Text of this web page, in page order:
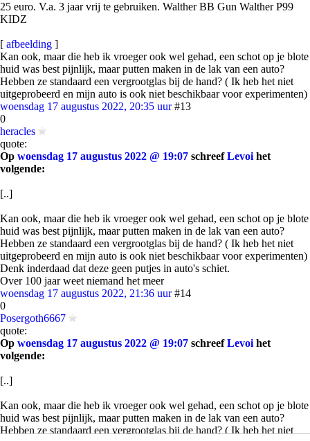
25 euro. V.a. 3 jaar vrij te gebruiken. Walther BB Gun Walther P99
KIDZ
[ afbeelding ]
Kan ook, maar die heb ik vroeger ook wel gehad, een schot op je blote
huid was best pijnlijk, maar putten maken in de lak van een auto?
Hebben ze standaard een vergrootglas bij de hand? ( Ik heb het niet
uitgeprobeerd en mijn auto is ook niet beschikbaar voor experimenten)
woensdag 17 augustus 2022, 20:35 uur #13
0
heracles
quote:
Op woensdag 17 augustus 2022 @ 19:07 schreefLevoi het
volgende:
[..]
Kan ook, maar die heb ik vroeger ook wel gehad, een schot op je blote
huid was best pijnlijk, maar putten maken in de lak van een auto?
Hebben ze standaard een vergrootglas bij de hand? ( Ik heb het niet
uitgeprobeerd en mijn auto is ook niet beschikbaar voor experimenten)
Denk inderdaad dat deze geen putjes in auto's schiet.
Over 100 jaar weet niemand het meer
woensdag 17 augustus 2022, 21:36 uur #14
0
Posergoth6667
quote:
Op woensdag 17 augustus 2022 @ 19:07 schreefLevoi het
volgende:
[..]
Kan ook, maar die heb ik vroeger ook wel gehad, een schot op je blote
huid was best pijnlijk, maar putten maken in de lak van een auto?
Hebben ze standaard een vergrootglas bij de hand? ( Ik heb het niet